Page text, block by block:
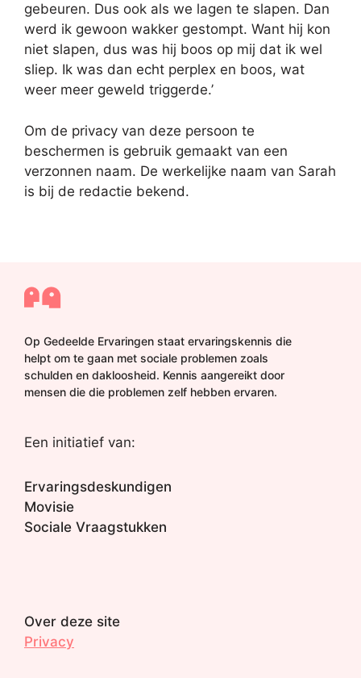
gebeuren. Dus ook als we lagen te slapen. Dan
werd ik gewoon wakker gestompt. Want hij kon
niet slapen, dus was hij boos op mij dat ik wel
sliep. Ik was dan echt perplex en boos, wat
weer meer geweld triggerde.’
Om de privacy van deze persoon te
beschermen is gebruik gemaakt van een
verzonnen naam. De werkelijke naam van Sarah
is bij de redactie bekend.
Op Gedeelde Ervaringen staat ervaringskennis die
helpt om te gaan met sociale problemen zoals
schulden en dakloosheid. Kennis aangereikt door
mensen die die problemen zelf hebben ervaren.
Een initiatief van:
Ervaringsdeskundigen
Movisie
Sociale Vraagstukken
Over deze site
Privacy